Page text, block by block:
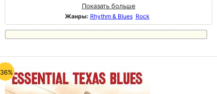
Показать больше
Жанры: Rhythm & Blues Rock